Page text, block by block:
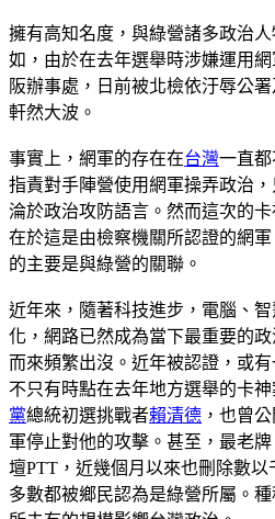
擁有高知名度，與綠營諸多政治
如，由於在去年選舉時涉嫌運用
阪辦事處，日前被北檢依汙辱公
軒然大波。
事實上，網軍的存在在台灣一直
指責對手陣營使用網軍操弄政治
淪於政治攻防語言。然而這次的
在於這是由檢察機關所認證的網
的主要是與綠營的關聯。
近年來，隨著科技進步，電腦、
化，網路已然成為當下最重要的
而來頻繁出沒。近年被認證，或
不只有時點在去年地方選舉的卡
黨總統初選挑戰者賴清德 ，也曾
軍停止對他的攻擊。甚至，最老
壇PTT，近幾個月以來也刪除數
多數都被鄉民認為是綠營所屬。